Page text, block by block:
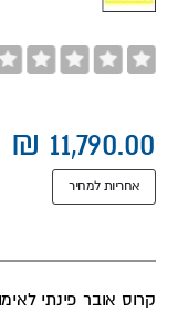
אחריות למחיר